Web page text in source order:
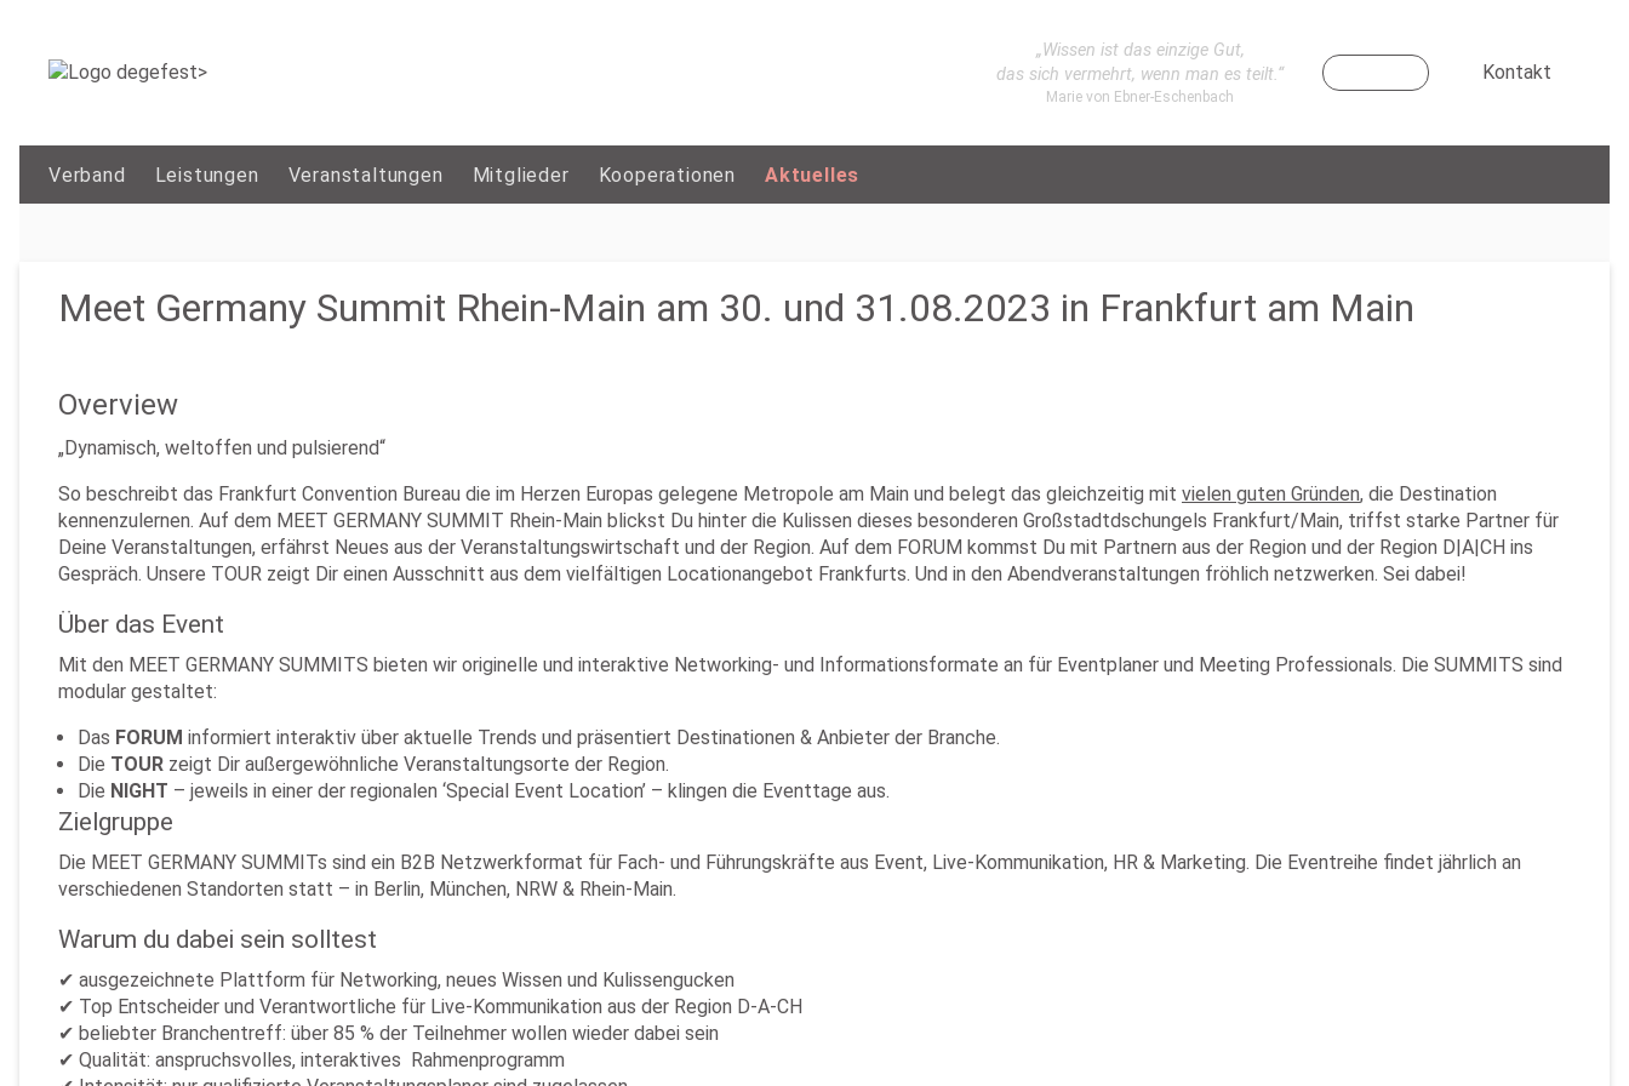
„Wissen ist das einzige Gut,
das sich vermehrt, wenn man es teilt.“
Marie von Ebner-Eschenbach
Kontakt
Verband Leistungen Veranstaltungen Mitglieder Kooperationen Aktuelles
Meet Germany Summit Rhein-Main am 30. und 31.08.2023 in Frankfurt am Main
Overview
„Dynamisch, weltoffen und pulsierend“
So beschreibt das Frankfurt Convention Bureau die im Herzen Europas gelegene Metropole am Main und belegt das gleichzeitig mit vielen guten Gründen, die Destination
kennenzulernen. Auf dem MEET GERMANY SUMMIT Rhein-Main blickst Du hinter die Kulissen dieses besonderen Großstadtdschungels Frankfurt/Main, triffst starke Partner für
Deine Veranstaltungen, erfährst Neues aus der Veranstaltungswirtschaft und der Region. Auf dem FORUM kommst Du mit Partnern aus der Region und der Region D|A|CH ins
Gespräch. Unsere TOUR zeigt Dir einen Ausschnitt aus dem vielfältigen Locationangebot Frankfurts. Und in den Abendveranstaltungen fröhlich netzwerken. Sei dabei!
Über das Event
Mit den MEET GERMANY SUMMITS bieten wir originelle und interaktive Networking- und Informationsformate an für Eventplaner und Meeting Professionals. Die SUMMITS sind
modular gestaltet:
Das FORUM informiert interaktiv über aktuelle Trends und präsentiert Destinationen & Anbieter der Branche.
Die TOUR zeigt Dir außergewöhnliche Veranstaltungsorte der Region.
Die NIGHT – jeweils in einer der regionalen ‘Special Event Location’ – klingen die Eventtage aus.
Zielgruppe
Die MEET GERMANY SUMMITs sind ein B2B Netzwerkformat für Fach- und Führungskräfte aus Event, Live-Kommunikation, HR & Marketing. Die Eventreihe findet jährlich an
verschiedenen Standorten statt – in Berlin, München, NRW & Rhein-Main.
Warum du dabei sein solltest
✔︎ ausgezeichnete Plattform für Networking, neues Wissen und Kulissengucken
✔︎ Top Entscheider und Verantwortliche für Live-Kommunikation aus der Region D-A-CH
✔︎ beliebter Branchentreff: über 85 % der Teilnehmer wollen wieder dabei sein
✔︎ Qualität: anspruchsvolles, interaktives Rahmenprogramm